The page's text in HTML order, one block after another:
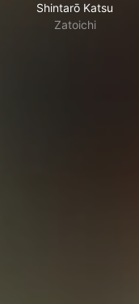
Shintarō Katsu
Zatoichi